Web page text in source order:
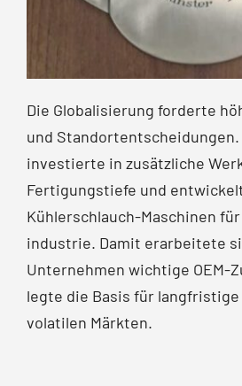
Die Globalisierung forderte
und Standort­entscheidungen.
investierte in zusätzliche
Fertigungstiefe und
Kühler­schlauch-Maschinen
industrie. Damit erarbeitete
Unternehmen wichtige OEM-
legte die Basis für
volatilen Märkten.